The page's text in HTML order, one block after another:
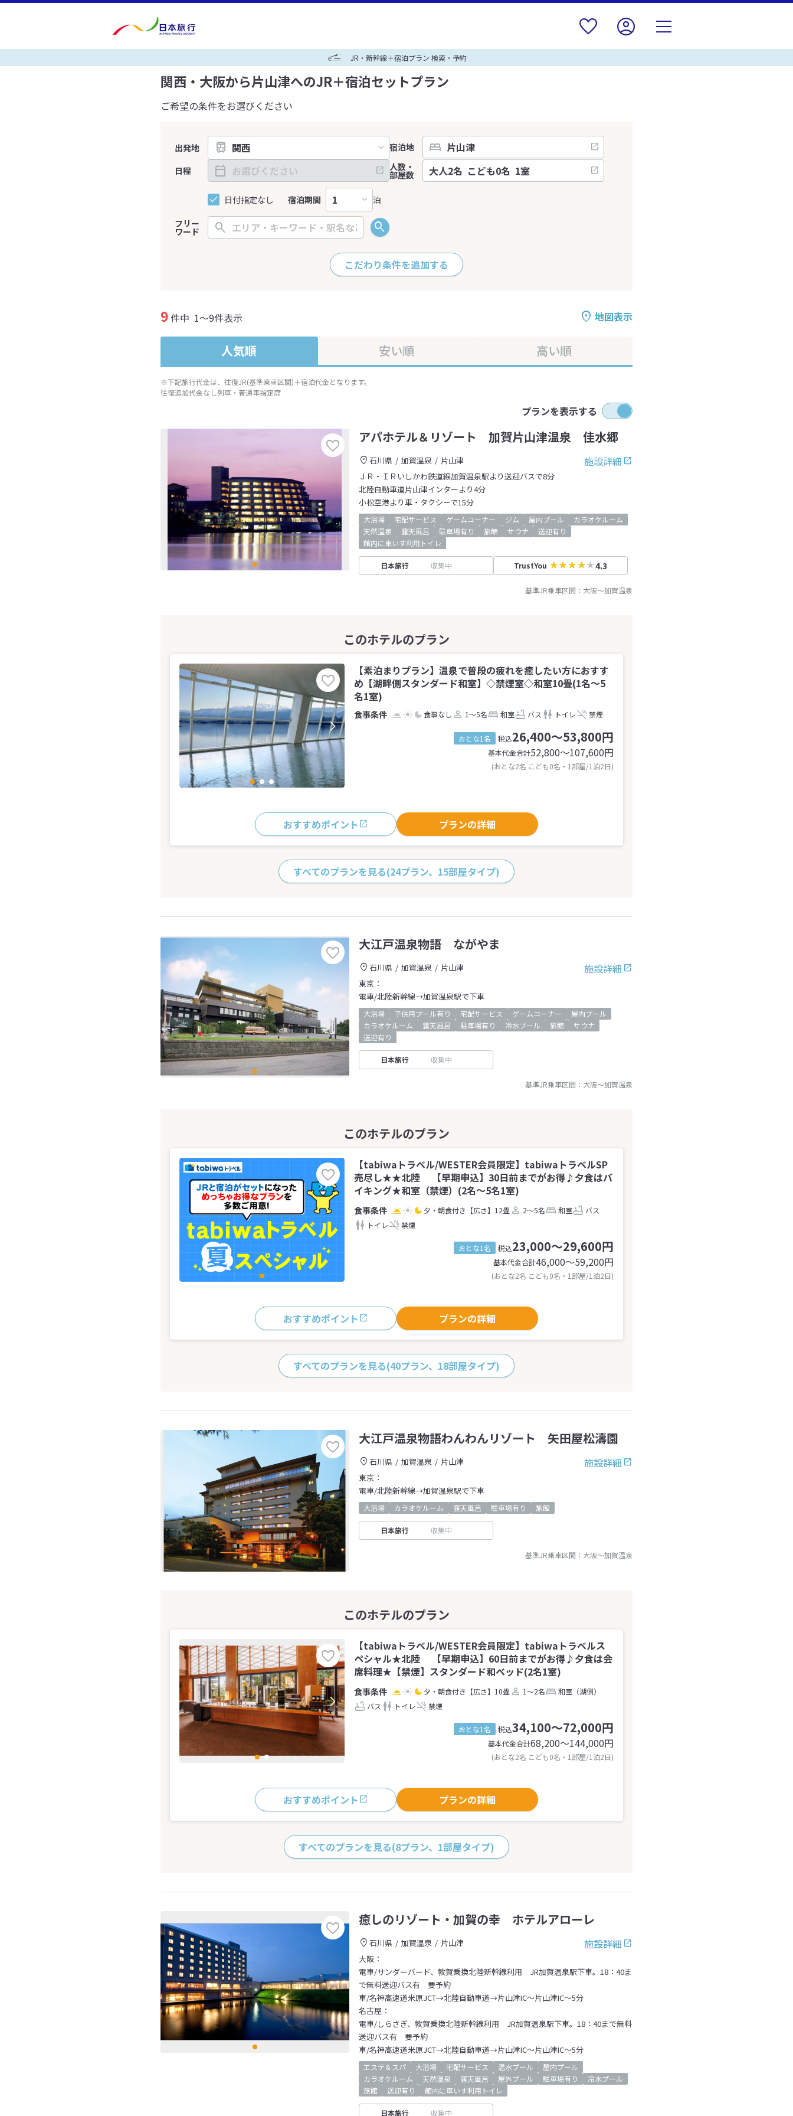
JR・新幹線＋宿泊プラン 検索・予約
関西・大阪から片山津へのJR＋宿泊セットプラン
ご希望の条件をお選びください
出発地
宿泊地
日程
日付指定なし 宿泊期間 泊
人数・
部屋数
フリー
ワード
こだわり条件を追加する
地図表示
9件中 1～9件表示
人気順 安い順 高い順
※下記旅行代金は、往復JR(基準乗車区間)＋宿泊代金となります。
往復追加代金なし列車・普通車指定席
プランを表示する
アパホテル＆リゾート 加賀片山津温泉 佳水郷
施設詳細
石川県 加賀温泉
片山津
ＪＲ・ＩＲいしかわ鉄道線加賀温泉駅より送迎バスで8分
北陸自動車道片山津インターより4分
小松空港より車・タクシーで15分
大浴場 宅配サービス ゲームコーナー ジム 屋内プール
カラオケルーム
天然温泉
露天風呂 駐車場有り 旅館 サウナ
送迎有り
館内に車いす利用トイレ
日本旅行 収集中 TrustYou 4.3
基準JR乗車区間： 大阪～加賀温泉
【素泊まりプラン】温泉で普段の疲れを癒したい方におすす
め【湖畔側スタンダード和室】◇禁煙室◇和室10畳(1名～5
名1室)
食事なし 1～5名 和室 バス トイレ 禁煙
おとな1名 税込26,400～53,800円
基本代金合計52,800〜107,600円
(おとな2名 こども0名・1部屋/1泊2日)
おすすめポイント プランの詳細
すべてのプランを見る(24プラン、15部屋タイプ)
大江戸温泉物語 ながやま
施設詳細
石川県 加賀温泉
片山津
東京：
電車/北陸新幹線→加賀温泉駅で下車
大浴場 子供用プール有り 宅配サービス ゲームコーナー
屋内プール
カラオケルーム
露天風呂 駐車場有り 冷水プール 旅館
サウナ
送迎有り
日本旅行 収集中
基準JR乗車区間： 大阪～加賀温泉
【tabiwaトラベル/WESTER会員限定】tabiwaトラベルSP
売尽し★★北陸 【早期申込】30日前までがお得♪夕食はバ
イキング★和室（禁煙）(2名～5名1室)
夕・朝食付き 【広さ】12畳 2～5名 和室
バス
トイレ
禁煙
おとな1名 税込23,000～29,600円
基本代金合計46,000〜59,200円
(おとな2名 こども0名・1部屋/1泊2日)
おすすめポイント プランの詳細
すべてのプランを見る(40プラン、18部屋タイプ)
大江戸温泉物語わんわんリゾート 矢田屋松濤園
施設詳細
石川県 加賀温泉
片山津
東京：
電車/北陸新幹線→加賀温泉駅で下車
大浴場 カラオケルーム 露天風呂 駐車場有り 旅館
日本旅行 収集中
基準JR乗車区間： 大阪～加賀温泉
【tabiwaトラベル/WESTER会員限定】tabiwaトラベルス
ペシャル★北陸 【早期申込】60日前までがお得♪夕食は会
席料理★【禁煙】スタンダード和ベッド(2名1室)
夕・朝食付き 【広さ】10畳 1～2名
和室（湖側）
バス
トイレ 禁煙
おとな1名 税込34,100～72,000円
基本代金合計68,200〜144,000円
(おとな2名 こども0名・1部屋/1泊2日)
おすすめポイント プランの詳細
すべてのプランを見る(8プラン、1部屋タイプ)
癒しのリゾート・加賀の幸 ホテルアローレ
施設詳細
石川県 加賀温泉
片山津
大阪：
電車/サンダーバード、敦賀乗換北陸新幹線利用 JR加賀温泉駅下車。18：40ま
で無料送迎バス有 要予約
車/名神高速道米原JCT→北陸自動車道→片山津IC～片山津IC～5分
名古屋：
電車/しらさぎ、敦賀乗換北陸新幹線利用 JR加賀温泉駅下車。18：40まで無料
送迎バス有 要予約
車/名神高速道米原JCT→北陸自動車道→片山津IC～片山津IC～5分
エステ＆スパ 大浴場 宅配サービス 温水プール
屋内プール
カラオケルーム
天然温泉 露天風呂 屋外プール 駐車場有り
冷水プール
旅館
送迎有り 館内に車いす利用トイレ
日本旅行 収集中